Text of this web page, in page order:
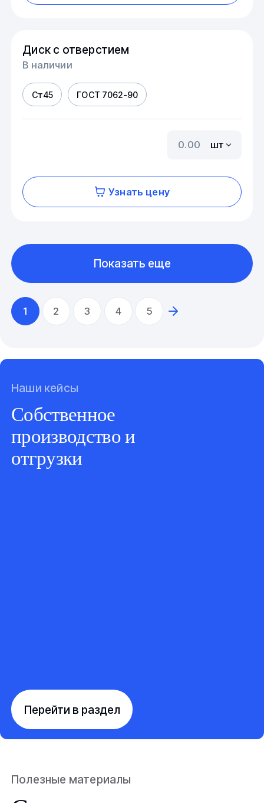
Диск с отверстием
В наличии
Ст45 ГОСТ 7062-90
шт
Узнать цену
1 2 3 4 5
Показать еще
Наши кейсы
Собственное
производство и
отгрузки
Перейти в раздел
Полезные материалы